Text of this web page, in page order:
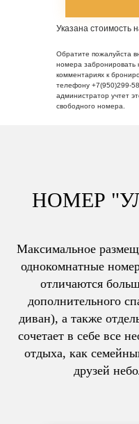
Указана стоимость
Обратите пожалуйста
номера забронировать
комментариях к
телефону +7(950)299-
администратор учтет
свободного номера.
НОМЕР
Максимальное
однокомнатные
отличаются
дополнительного
диван), а также
сочетает в себе все
отдыха, как
друзей